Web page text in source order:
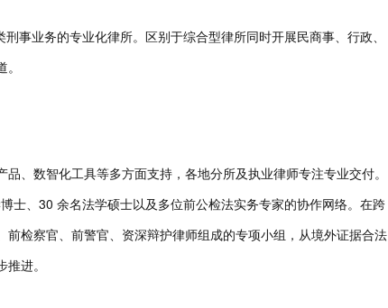
事业务的专业化律所。区别于综合型律所同时开展民商事、行政、
、数智化工具等多方面支持，各地分所及执业律师专注专业交付。
士、30 余名法学硕士以及多位前公检法实务专家的协作网络。在跨
检察官、前警官、资深辩护律师组成的专项小组，从境外证据合法
进。